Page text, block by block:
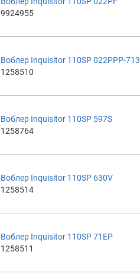
9924955
Воблер Inquisitor 110SP 022PPP-713
1258510
Воблер Inquisitor 110SP 597S
1258764
Воблер Inquisitor 110SP 630V
1258514
Воблер Inquisitor 110SP 71EP
1258511